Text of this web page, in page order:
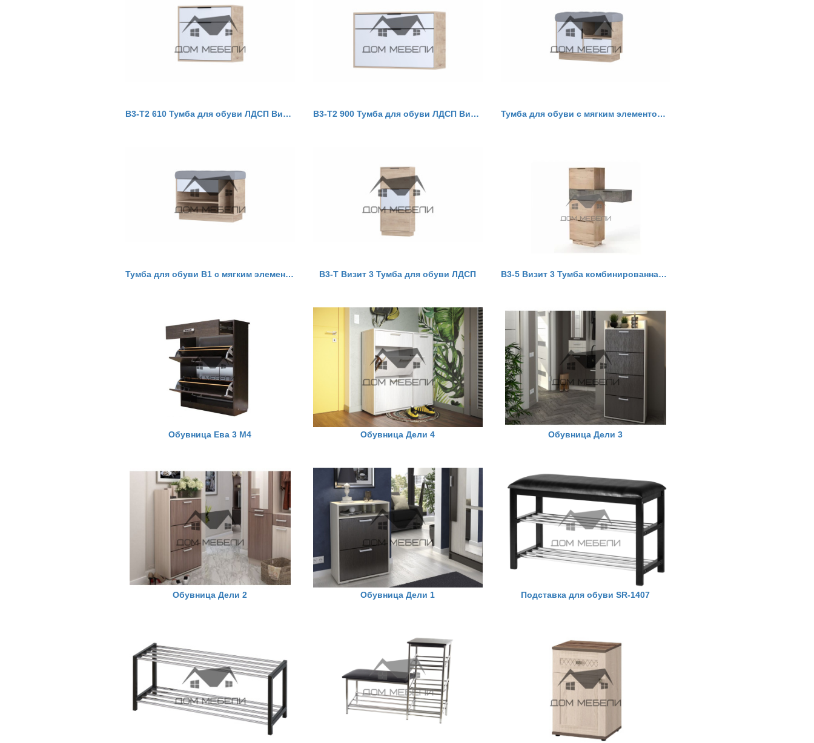
В3-Т2 610 Тумба для обуви ЛДСП Визит 3 В3-Т2 900 Тумба для обуви ЛДСП Визит 3 Тумба для обуви с мягким элементом Визит 3
Тумба для обуви В1 с мягким элементом Визит 3 В3-Т Визит 3 Тумба для обуви ЛДСП В3-5 Визит 3 Тумба комбинированная ЛДСП
Обувница Ева 3 М4 Обувница Дели 4 Обувница Дели 3
Обувница Дели 2 Обувница Дели 1 Подставка для обуви SR-1407